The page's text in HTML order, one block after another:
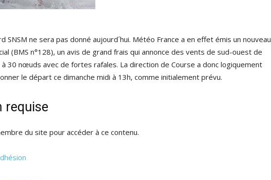
SNSM ne sera pas donné aujourd´hui. Météo France a en effet émis un nouveau
(BMS n°128), un avis de grand frais qui annonce des vents de sud-ouest de
30 nœuds avec de fortes rafales. La direction de Course a donc logiquement
le départ ce dimanche midi à 13h, comme initialement prévu.
requise
du site pour accéder à ce contenu.